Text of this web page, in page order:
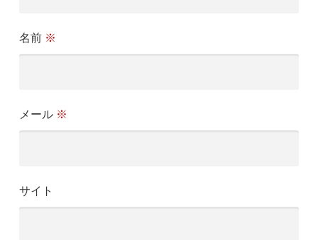
名前 ※
メール ※
サイト